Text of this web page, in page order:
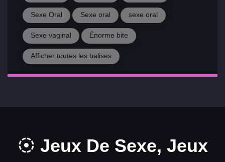
Sexe Oral Sexe oral sexe oral
Sexe vaginal Énorme bite
Afficher toutes les balises
Jeux De Sexe, Jeux